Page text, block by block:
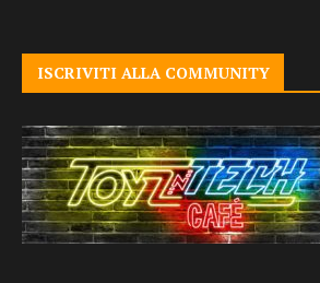
ISCRIVITI ALLA COMMUNITY